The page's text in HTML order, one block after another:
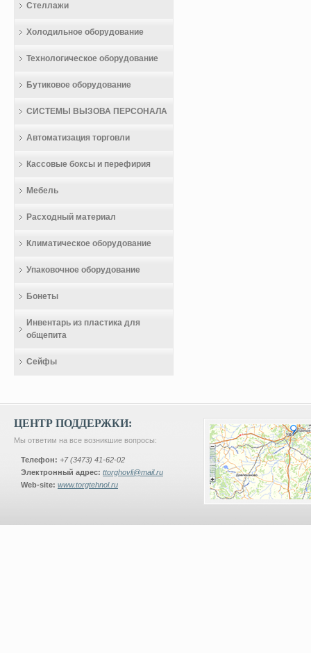
Стеллажи
Холодильное оборудование
Технологическое оборудование
Бутиковое оборудование
СИСТЕМЫ ВЫЗОВА ПЕРСОНАЛА
Автоматизация торговли
Кассовые боксы и перефирия
Мебель
Расходный материал
Климатическое оборудование
Упаковочное оборудование
Бонеты
Инвентарь из пластика для
общепита
Сейфы
ЦЕНТР ПОДДЕРЖКИ:
Мы ответим на все возникшие вопросы:
Телефон: +7 (3473) 41-62-02
Электронный адрес: ttorghovli@mail.ru
Web-site: www.torgtehnol.ru